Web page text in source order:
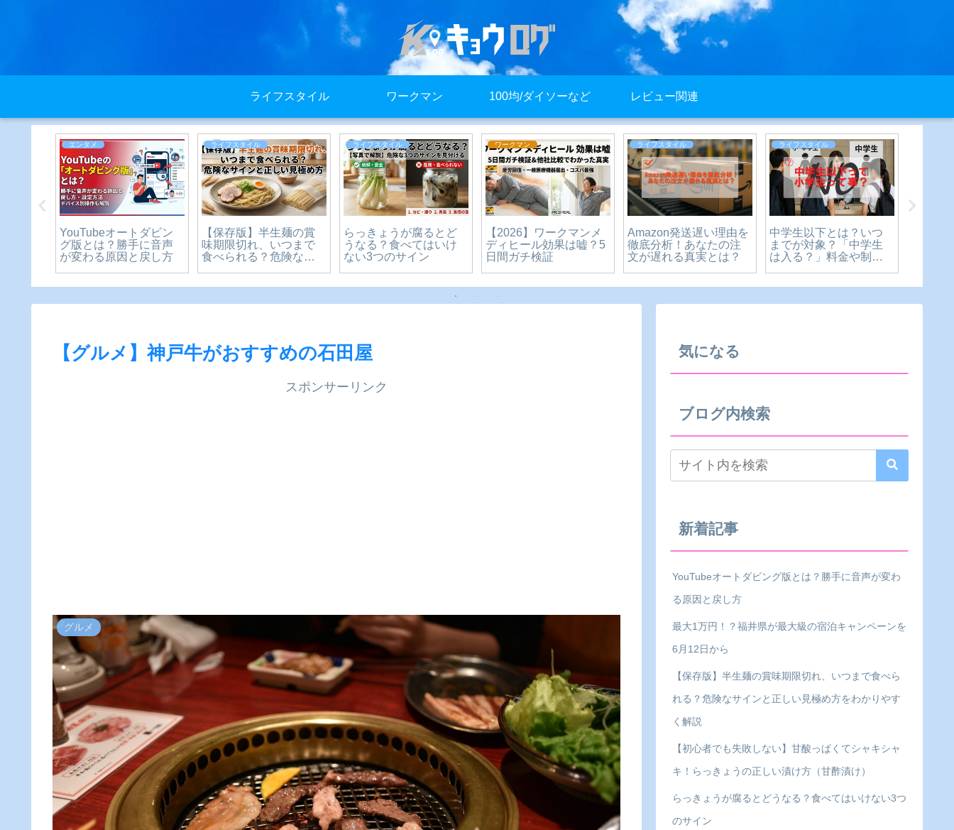
ライフスタイル ワークマン 100均/ダイソーなど レビュー関連
ライフスタイル
厄払いの服装カジュア
ルでも大丈夫？神社参
拝のマナー完全ガイド
ライフスタイル
コストコ家族カードは
本人がいなくても使え
る？本人不在時の入店
ライフスタイル
decoチョコボールチェ
ーンどこに売ってる？
販売店まとめ
ライフスタイル
【保存版】りんごのお
弁当持って行き方｜変
色せず鮮度キープの簡
ライフスタイル
お見舞い金のお札の向
きとマナー｜正しい入
れ方を解説
ライフスタイル
バブルーン販売休止の
ウワサは本当？バブル
ーンの真相を徹底解
【グルメ】神戸牛がおすすめの石田屋
スポンサーリンク
グルメ
気になる
ブログ内検索
新着記事
YouTubeオートダビング版とは？勝手に音声が変わ
る原因と戻し方
最大1万円！？福井県が最大級の宿泊キャンペーンを
6月12日から
【保存版】半生麺の賞味期限切れ、いつまで食べら
れる？危険なサインと正しい見極め方をわかりやす
く解説
【初心者でも失敗しない】甘酸っぱくてシャキシャ
キ！らっきょうの正しい漬け方（甘酢漬け）
らっきょうが腐るとどうなる？食べてはいけない3つ
のサイン